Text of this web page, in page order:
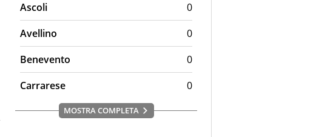
Ascoli
0
Avellino
0
Benevento
0
Carrarese
0
MOSTRA COMPLETA